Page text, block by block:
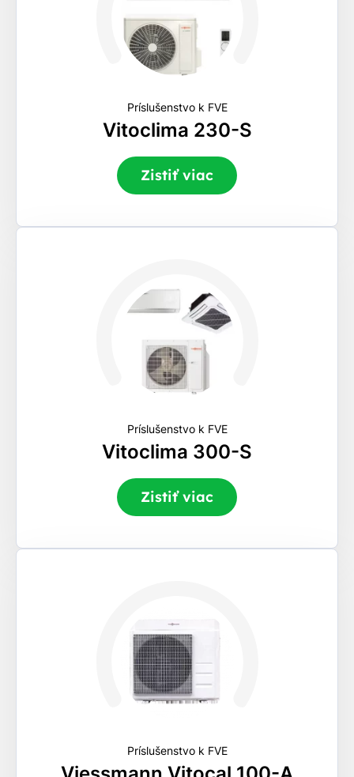
Príslušenstvo k FVE
Vitoclima 230-S
Zistiť viac
Príslušenstvo k FVE
Vitoclima 300-S
Zistiť viac
Príslušenstvo k FVE